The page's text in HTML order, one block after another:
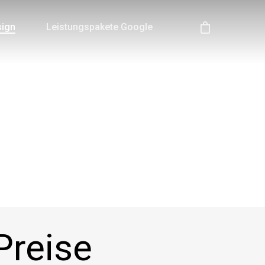
Leistungspakete Google